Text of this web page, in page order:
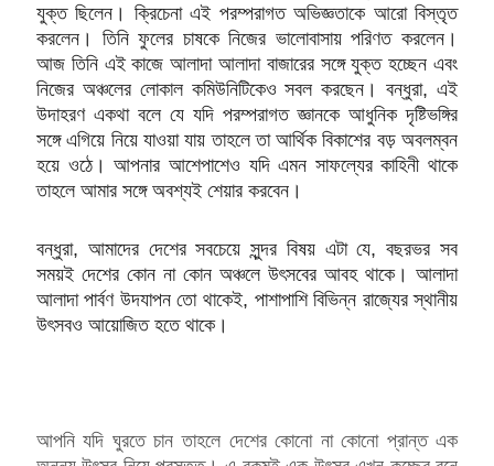
যুক্ত ছিলেন। ক্রিচেনা এই পরম্পরাগত অভিজ্ঞতাকে আরো বিস্তৃত
করলেন। তিনি ফুলের চাষকে নিজের ভালোবাসায় পরিণত করলেন।
আজ তিনি এই কাজে আলাদা আলাদা বাজারের সঙ্গে যুক্ত হচ্ছেন এবং
নিজের অঞ্চলের লোকাল কমিউনিটিকেও সবল করছেন। বন্ধুরা, এই
উদাহরণ একথা বলে যে যদি পরম্পরাগত জ্ঞানকে আধুনিক দৃষ্টিভঙ্গির
সঙ্গে এগিয়ে নিয়ে যাওয়া যায় তাহলে তা আর্থিক বিকাশের বড় অবলম্বন
হয়ে ওঠে। আপনার আশেপাশেও যদি এমন সাফল্যের কাহিনী থাকে
তাহলে আমার সঙ্গে অবশ্যই শেয়ার করবেন।
বন্ধুরা, আমাদের দেশের সবচেয়ে সুন্দর বিষয় এটা যে, বছরভর সব
সময়ই দেশের কোন না কোন অঞ্চলে উৎসবের আবহ থাকে। আলাদা
আলাদা পার্বণ উদযাপন তো থাকেই, পাশাপাশি বিভিন্ন রাজ্যের স্থানীয়
উৎসবও আয়োজিত হতে থাকে।
আপনি যদি ঘুরতে চান তাহলে দেশের কোনো না কোনো প্রান্ত এক